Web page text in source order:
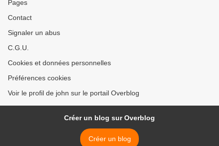
Pages
Contact
Signaler un abus
C.G.U.
Cookies et données personnelles
Préférences cookies
Voir le profil de john sur le portail Overblog
Créer un blog sur Overblog
Créer un blog